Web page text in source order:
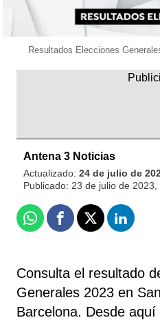
Resultados Elecciones
Antena 3 Noticias
Actualizado: 24 de julio de
Publicado: 23 de julio de
WhatsappFacebook
X
Consulta el resultado
Generales 2023 en
Barcelona. Desde